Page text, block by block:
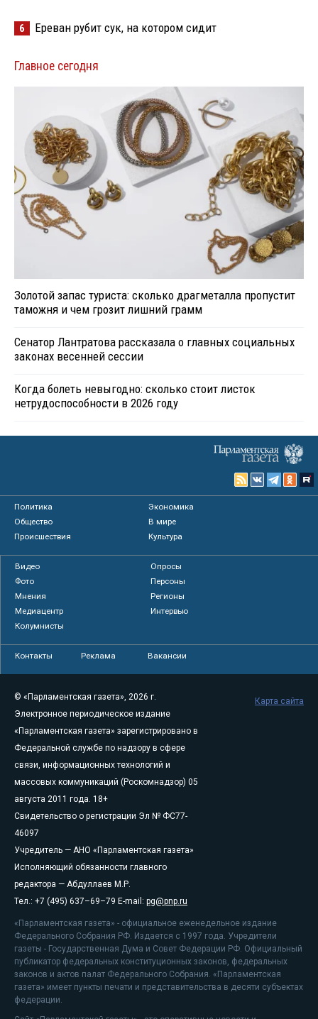
6 Ереван рубит сук, на котором сидит
Главное сегодня
Золотой запас туриста: сколько драгметалла пропустит
таможня и чем грозит лишний грамм
Сенатор Лантратова рассказала о главных социальных
законах весенней сессии
Когда болеть невыгодно: сколько стоит листок
нетрудоспособности в 2026 году
Политика
Экономика
Общество
В мире
Происшествия
Культура
Видео
Опросы
Фото
Персоны
Мнения
Регионы
Медиацентр
Интервью
Колумнисты
Контакты Реклама Вакансии
© «Парламентская газета», 2026 г.
Электронное периодическое издание
«Парламентская газета» зарегистрировано в
Федеральной службе по надзору в сфере
связи, информационных технологий и
массовых коммуникаций (Роскомнадзор) 05
августа 2011 года. 18+
Свидетельство о регистрации Эл № ФС77-
46097
Учредитель — АНО «Парламентская газета»
Исполняющий обязанности главного
редактора — Абдуллаев М.Р.
Тел.: +7 (495) 637–69–79 E-mail: pg@pnp.ru
«Парламентская газета» - официальное еженедельное издание
Федерального Собрания РФ. Издается с 1997 года. Учредители
газеты - Государственная Дума и Совет Федерации РФ. Официальный
публикатор федеральных конституционных законов, федеральных
законов и актов палат Федерального Собрания. «Парламентская
газета» имеет пункты печати и представительства в десяти субъектах
федерации.
Карта сайта